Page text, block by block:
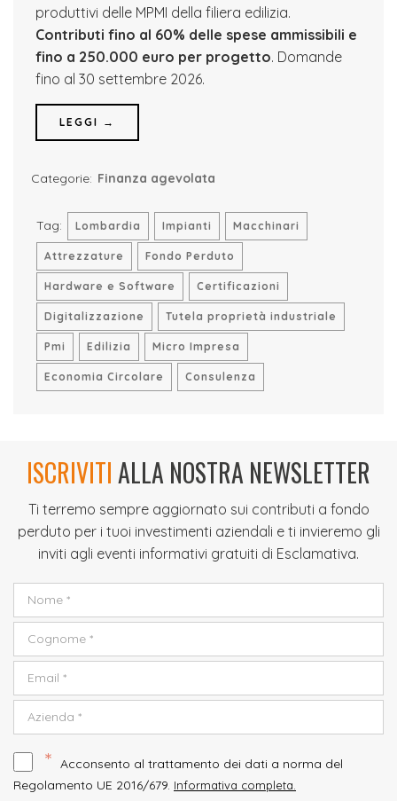
produttivi delle MPMI della filiera edilizia.
Contributi fino al 60% delle spese ammissibili e
fino a 250.000 euro per progetto. Domande
fino al 30 settembre 2026.
LEGGI →
Categorie: Finanza agevolata
Tag: Lombardia Impianti Macchinari
Attrezzature Fondo Perduto
Hardware e Software Certificazioni
Digitalizzazione Tutela proprietà industriale
Pmi Edilizia Micro Impresa
Economia Circolare Consulenza
ISCRIVITIALLA NOSTRA NEWSLETTER
Ti terremo sempre aggiornato sui contributi a fondo
perduto per i tuoi investimenti aziendali e ti invieremo gli
inviti agli eventi informativi gratuiti di Esclamativa.
* Acconsento al trattamento dei dati a norma del
Regolamento UE 2016/679. Informativa completa.